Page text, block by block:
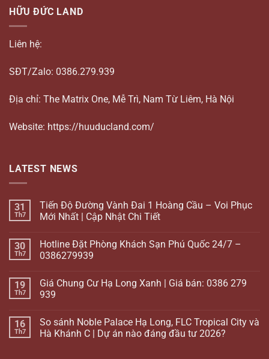
HỮU ĐỨC LAND
Liên hệ:
SĐT/Zalo: 0386.279.939
Địa chỉ: The Matrix One, Mễ Trì, Nam Từ Liêm, Hà Nội
Website: https://huuducland.com/
LATEST NEWS
31
Th7
Tiến Độ Đường Vành Đai 1 Hoàng Cầu – Voi Phục
Mới Nhất | Cập Nhật Chi Tiết
30
Th7
Hotline Đặt Phòng Khách Sạn Phú Quốc 24/7 –
0386279939
19
Th7
Giá Chung Cư Hạ Long Xanh | Giá bán: 0386 279
939
16
Th7
So sánh Noble Palace Hạ Long, FLC Tropical City và
Hà Khánh C | Dự án nào đáng đầu tư 2026?